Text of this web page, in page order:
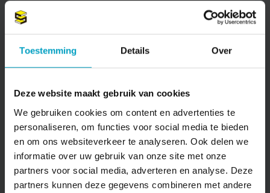
Toestemming Details Over
Deze website maakt gebruik van cookies
We gebruiken cookies om content en advertenties te
personaliseren, om functies voor social media te bieden
en om ons websiteverkeer te analyseren. Ook delen we
informatie over uw gebruik van onze site met onze
partners voor social media, adverteren en analyse. Deze
partners kunnen deze gegevens combineren met andere
Wil je als single een woning kopen? Ook de
hypotheekmogelijkheden voor alleenwonenden
Bovendien helpen diverse gemeentes een
handje mee met een starterslening via het
gemeenten(SVn).